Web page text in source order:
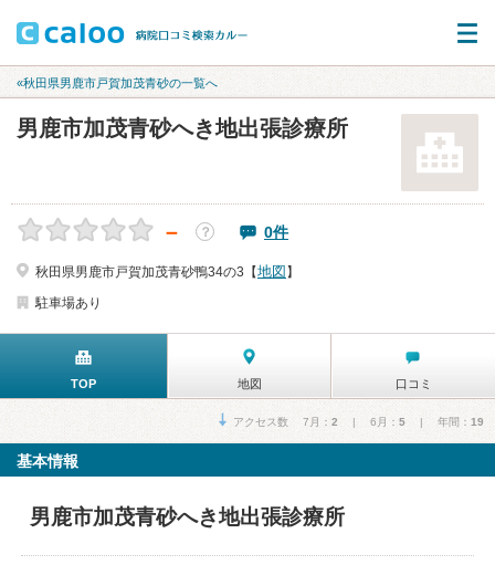
«秋田県男鹿市戸賀加茂青砂の一覧へ
男鹿市加茂青砂へき地出張診療所
－ ？ 0件
秋田県男鹿市戸賀加茂青砂鴨34の3【地図 】
駐車場あり
TOP 地図 口コミ
アクセス数 7月： 2 | 6月： 5 | 年間： 19
基本情報
男鹿市加茂青砂へき地出張診療所